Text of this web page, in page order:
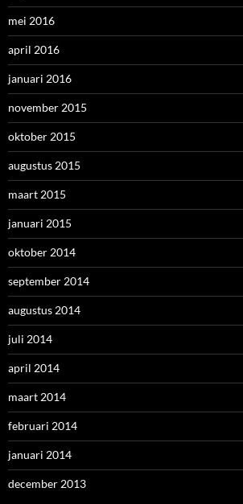
mei 2016
april 2016
januari 2016
november 2015
oktober 2015
augustus 2015
maart 2015
januari 2015
oktober 2014
september 2014
augustus 2014
juli 2014
april 2014
maart 2014
februari 2014
januari 2014
december 2013